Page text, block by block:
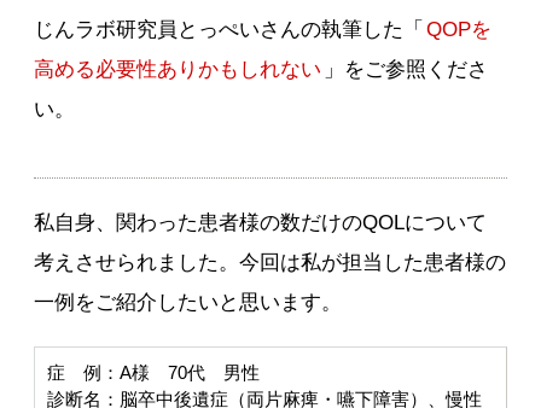
じんラボ研究員とっぺいさんの執筆した「 QOPを
高める必要性ありかもしれない 」をご参照くださ
い。
私自身、関わった患者様の数だけのQOLについて
考えさせられました。今回は私が担当した患者様の
一例をご紹介したいと思います。
症 例：A様 70代 男性
診断名：脳卒中後遺症（両片麻痺・嚥下障害）、慢性